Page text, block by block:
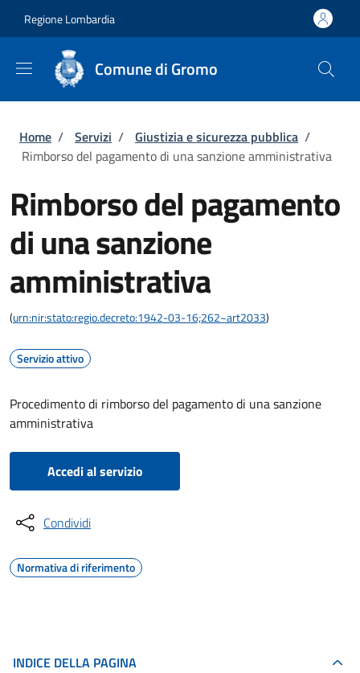
Regione Lombardia
Comune di Gromo
Briciole di pane
Home / Servizi / Giustizia e sicurezza pubblica /
Rimborso del pagamento di una sanzione amministrativa
Rimborso del pagamento
di una sanzione
amministrativa
(urn:nir:stato:regio.decreto:1942-03-16;262~art2033)
Servizio attivo
Procedimento di rimborso del pagamento di una sanzione
amministrativa
Accedi al servizio
Condividi
Normativa di riferimento
INDICE DELLA PAGINA